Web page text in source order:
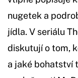
nugetek a
jídla. V seriálu
diskutují o tom,
a jaké bohatství